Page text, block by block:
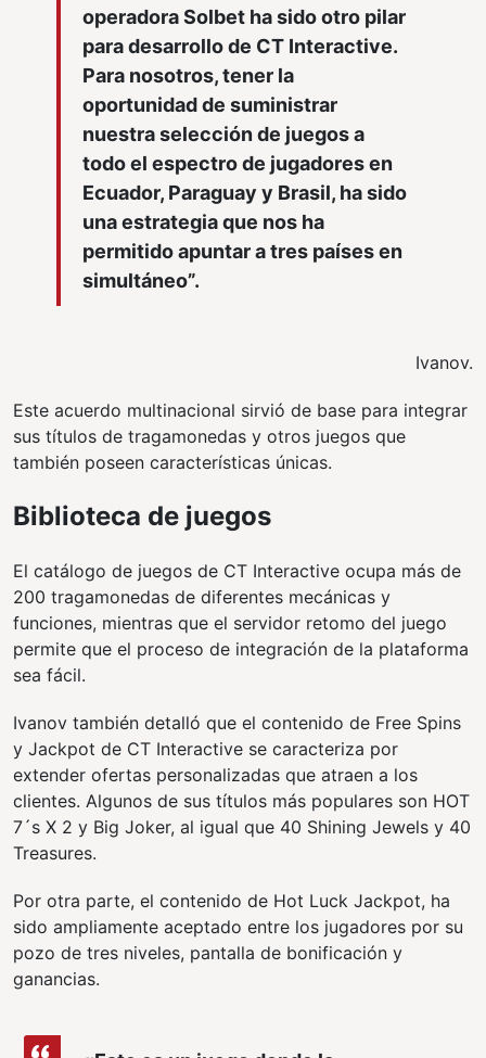
operadora Solbet ha sido otro pilar
para desarrollo de CT Interactive.
Para nosotros, tener la
oportunidad de suministrar
nuestra selección de juegos a
todo el espectro de jugadores en
Ecuador, Paraguay y Brasil, ha sido
una estrategia que nos ha
permitido apuntar a tres países en
simultáneo”.
Ivanov.
Este acuerdo multinacional sirvió de base para integrar
sus títulos de tragamonedas y otros juegos que
también poseen características únicas.
Biblioteca de juegos
El catálogo de juegos de CT Interactive ocupa más de
200 tragamonedas de diferentes mecánicas y
funciones, mientras que el servidor retomo del juego
permite que el proceso de integración de la plataforma
sea fácil.
Ivanov también detalló que el contenido de Free Spins
y Jackpot de CT Interactive se caracteriza por
extender ofertas personalizadas que atraen a los
clientes. Algunos de sus títulos más populares son HOT
7´s X 2 y Big Joker, al igual que 40 Shining Jewels y 40
Treasures.
Por otra parte, el contenido de Hot Luck Jackpot, ha
sido ampliamente aceptado entre los jugadores por su
pozo de tres niveles, pantalla de bonificación y
ganancias.